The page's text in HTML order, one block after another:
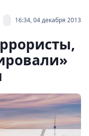
16:34, 04 декабря 2013